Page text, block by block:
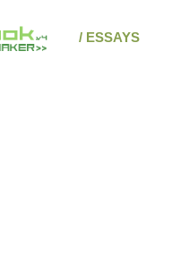
/ ESSAYS